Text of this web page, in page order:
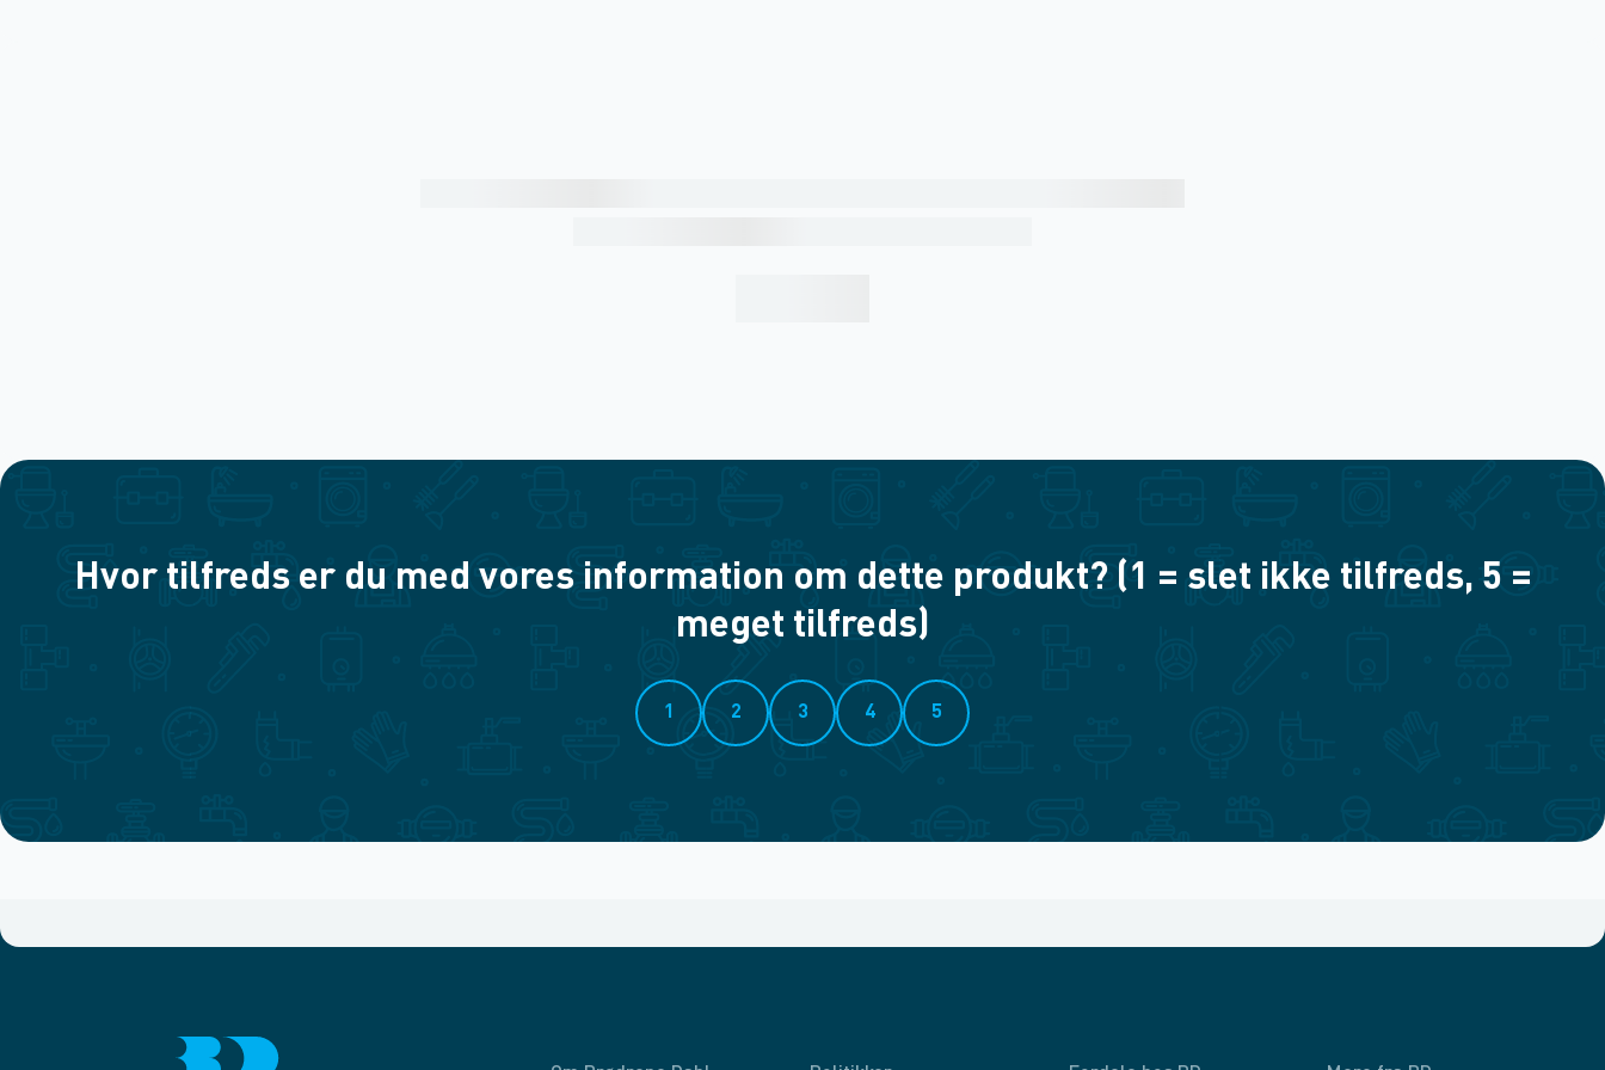
Hvor tilfreds er du med vores information om dette produkt? (1 = slet ikke tilfreds, 5 =
meget tilfreds)
1 2 3 4 5